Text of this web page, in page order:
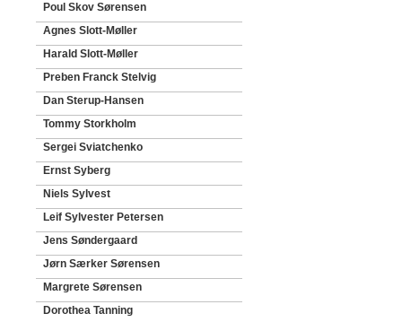
Poul Skov Sørensen
Agnes Slott-Møller
Harald Slott-Møller
Preben Franck Stelvig
Dan Sterup-Hansen
Tommy Storkholm
Sergei Sviatchenko
Ernst Syberg
Niels Sylvest
Leif Sylvester Petersen
Jens Søndergaard
Jørn Særker Sørensen
Margrete Sørensen
Dorothea Tanning